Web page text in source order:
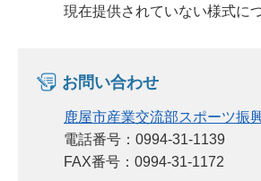
現在提供されていない様式に
お問い合わせ
鹿屋市産業交流部スポーツ振
電話番号：0994-31-1139
FAX番号：0994-31-1172